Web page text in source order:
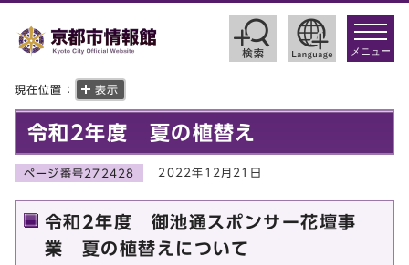
toggle
メニュー
現在位置： 表示
令和2年度 夏の植替え
ページ番号272428 2022年12月21日
令和2年度 御池通スポンサー花壇事
業 夏の植替えについて